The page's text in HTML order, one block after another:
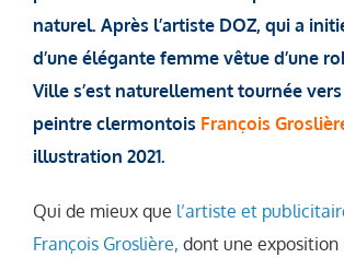
naturel. Après l’artiste DOZ, qui a
d’une élégante femme vêtue d’une
Ville s’est naturellement tournée vers
peintre clermontois François
illustration 2021.
Qui de mieux que l’artiste et
François Groslière, dont une